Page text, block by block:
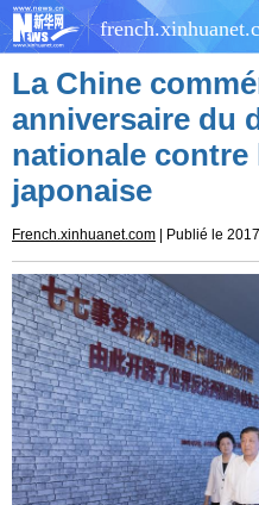
CHINE
AFRIQUE
CULTURE
SANTÉ
SCI&TECH
TOURISME
DOSSIERS
La Chine
anniversaire du
nationale contre
japonaise
French.xinhuanet.com | Publié le